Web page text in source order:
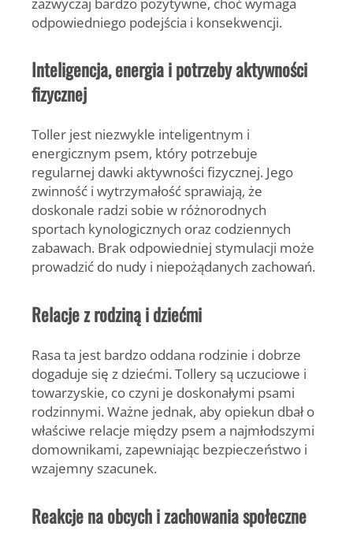
odpowiedniego podejścia i konsekwencji.
Inteligencja, energia i potrzeby aktywności
fizycznej
Toller jest niezwykle inteligentnym i
energicznym psem, który potrzebuje
regularnej dawki aktywności fizycznej. Jego
zwinność i wytrzymałość sprawiają, że
doskonale radzi sobie w różnorodnych
sportach kynologicznych oraz codziennych
zabawach. Brak odpowiedniej stymulacji może
prowadzić do nudy i niepożądanych zachowań.
Relacje z rodziną i dziećmi
Rasa ta jest bardzo oddana rodzinie i dobrze
dogaduje się z dziećmi. Tollery są uczuciowe i
towarzyskie, co czyni je doskonałymi psami
rodzinnymi. Ważne jednak, aby opiekun dbał o
właściwe relacje między psem a najmłodszymi
domownikami, zapewniając bezpieczeństwo i
wzajemny szacunek.
Reakcje na obcych i zachowania społeczne